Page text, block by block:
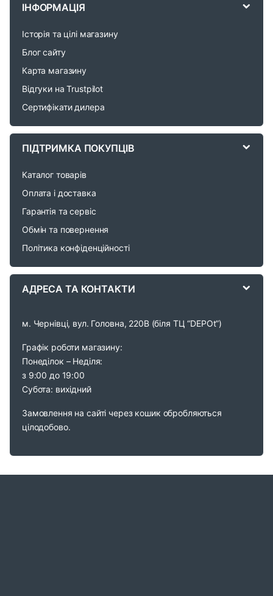
C
ІНФОРМАЦІЯ
Історія та цілі магазину
Блог сайту
Карта магазину
Відгуки на Trustpilot
Сертифікати дилера
ПІДТРИМКА ПОКУПЦІВ
Каталог товарів
Оплата і доставка
Гарантія та сервіс
Обмін та повернення
Політика конфіденційності
АДРЕСА ТА КОНТАКТИ
м. Чернівці, вул. Головна, 220В (біля ТЦ “DEPOt”)
Графік роботи магазину:
Понеділок – Неділя:
з 9:00 до 19:00
Субота: вихідний
Замовлення на сайті через кошик обробляються
цілодобово.